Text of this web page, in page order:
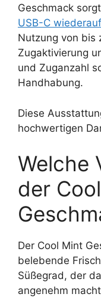
Geschmack
USB-C
Nutzung von bis
Zugaktivierung
und Zuganzahl
Handhabung.
Diese
hochwertigen
Welche
der
Der Cool Mint
belebende
Süßegrad, der
angenehm